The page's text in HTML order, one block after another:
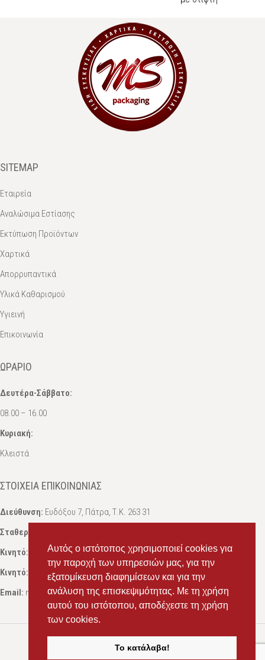
Αυτός ο ιστότοπος χρησιμοποιεί cookies για
την παροχή των υπηρεσιών μας, για την
εξατομίκευση διαφημίσεων και για την
ανάλυση της επισκεψιμότητας. Με τη χρήση
αυτού του ιστότοπου, αποδέχεστε τη χρήση
των cookies.
Το κατάλαβα!
SITEMAP
Εταιρεία
Αναλώσιμα Εστίασης
Εκτύπωση Προϊόντων
Χαρτικά
Απορρυπαντικά
Υλικά Καθαρισμού
Υγιεινή
Επικοινωνία
ΩΡΆΡΙΟ
Δευτέρα-Σάββατο:
08.00 – 16.00
Κυριακή:
Κλειστά
ΣΤΟΙΧΕΊΑ ΕΠΙΚΟΙΝΩΝΊΑΣ
Διεύθυνση: Ευδόξου 7, Πάτρα, Τ.Κ. 263 31
Σταθερό:
Κινητό:
69434 75072 , Σαλπόγλου Μαρία
Κινητό:
6946 504787, Σαλπόγλου Στέφανος
Email: ms.packst1@gmail.com